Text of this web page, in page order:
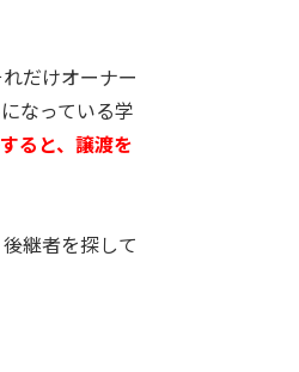
だけオーナー
なっている学
ると、譲渡を
継者を探して